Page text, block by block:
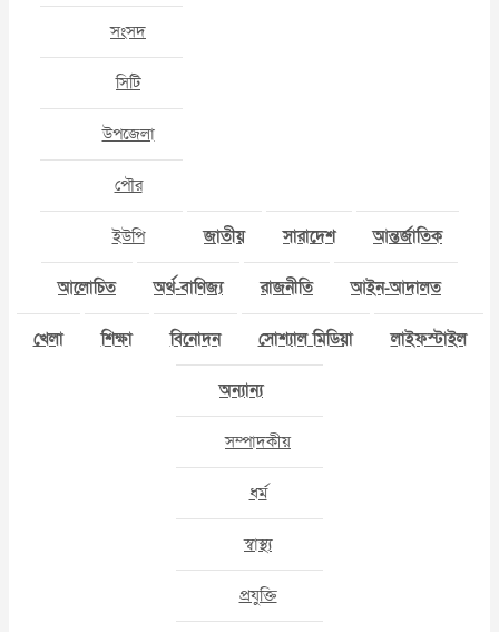
সংসদ
সিটি
উপজেলা
পৌর
ইউপি জাতীয় সারাদেশ আন্তর্জাতিক
আলোচিত অর্থ-বাণিজ্য রাজনীতি আইন-আদালত
খেলা শিক্ষা বিনোদন সোশ্যাল মিডিয়া লাইফস্টাইল
অন্যান্য
সম্পাদকীয়
ধর্ম
স্বাস্থ্য
প্রযুক্তি